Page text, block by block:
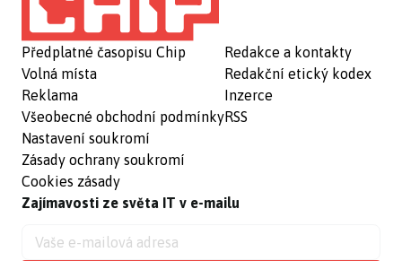
Předplatné časopisu Chip
Volná místa
Reklama
Všeobecné obchodní podmínky
Nastavení soukromí
Zásady ochrany soukromí
Cookies zásady
Redakce a kontakty
Redakční etický kodex
Inzerce
RSS
Zajímavosti ze světa IT v e-mailu